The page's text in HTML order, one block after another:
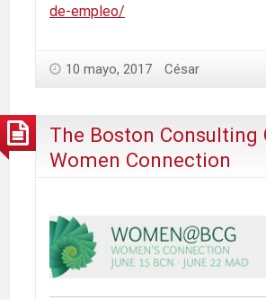
de-empleo/
10 mayo, 2017 César
The Boston Consulting
Women Connection